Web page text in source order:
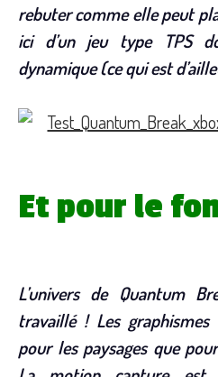
rebuter comme elle peut
ici d’un jeu type TPS
dynamique (ce qui est
Et pour le
L’univers de Quantum
travaillé ! Les
pour les paysages que